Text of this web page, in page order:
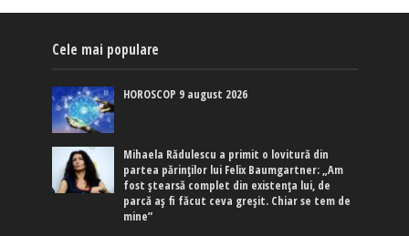
Cele mai populare
HOROSCOP 9 august 2026
Mihaela Rădulescu a primit o lovitură din
partea părinților lui Felix Baumgartner: „Am
fost ștearsă complet din existența lui, de
parcă aș fi făcut ceva greșit. Chiar se tem de
mine”